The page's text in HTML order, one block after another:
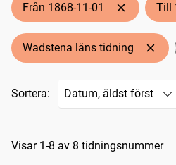
Från 1868-11-01 Till
Wadstena läns tidning
Sortera:
Sökresultat
Visar 1-8 av 8 tidningsnummer